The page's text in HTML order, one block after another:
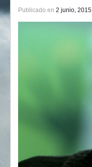
Publicado en 2 junio, 2015